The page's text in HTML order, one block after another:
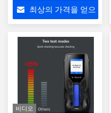
최상의 가격을 얻으
비디오